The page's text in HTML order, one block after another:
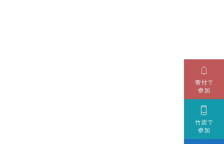

寄付で
参加

竹炭で
参加